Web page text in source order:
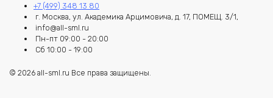
+7 (499) 348 13 80
г. Москва, ул. Академика Арцимовича, д. 17, ПОМЕЩ. 3/1,
info@all-sml.ru
Пн-пт 09:00 - 20:00
Сб 10:00 - 19:00
© 2026 all-sml.ru Все права защищены.